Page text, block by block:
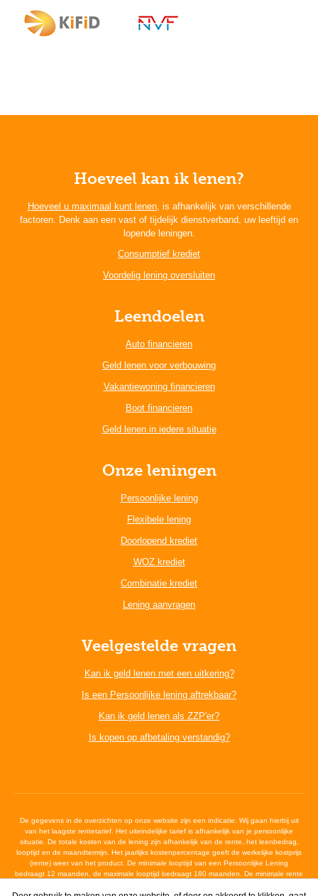
Hoeveel kan ik lenen?
Hoeveel u maximaal kunt lenen, is afhankelijk van verschillende
factoren. Denk aan een vast of tijdelijk dienstverband, uw leeftijd en
lopende leningen.
Consumptief krediet
Voordelig lening oversluiten
Leendoelen
Auto financieren
Geld lenen voor verbouwing
Vakantiewoning financieren
Boot financieren
Geld lenen in iedere situatie
Onze leningen
Persoonlijke lening
Flexibele lening
Doorlopend krediet
WOZ krediet
Combinatie krediet
Lening aanvragen
Veelgestelde vragen
Kan ik geld lenen met een uitkering?
Is een Persoonlijke lening aftrekbaar?
Kan ik geld lenen als ZZP'er?
Is kopen op afbetaling verstandig?
De gegevens in de overzichten op onze website zijn een indicatie. Wij gaan hierbij uit
van het laagste rentetarief. Het uiteindelijke tarief is afhankelijk van je persoonlijke
situatie. De totale kosten van de lening zijn afhankelijk van de rente, het leenbedrag,
looptijd en de maandtermijn. Het jaarlijks kostenpercentage geeft de werkelijke kostprijs
(rente) weer van het product. De minimale looptijd van een Persoonlijke Lening
bedraagt 12 maanden, de maximale looptijd bedraagt 180 maanden. De minimale rente